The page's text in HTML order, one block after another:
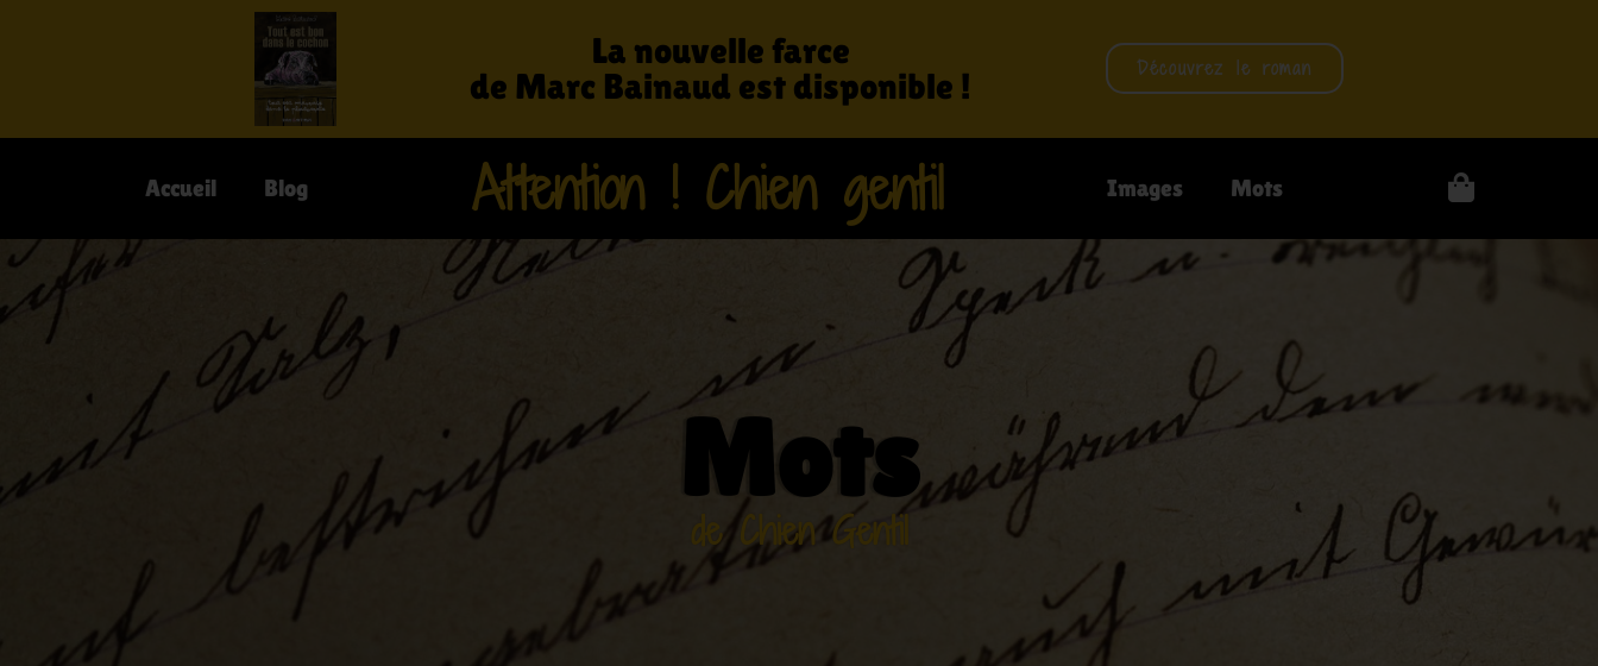
La nouvelle farce
de Marc Bainaud est disponible !
Découvrez le roman
Accueil Blog Attention ! Chien gentil Images Mots
Mots
de Chien Gentil